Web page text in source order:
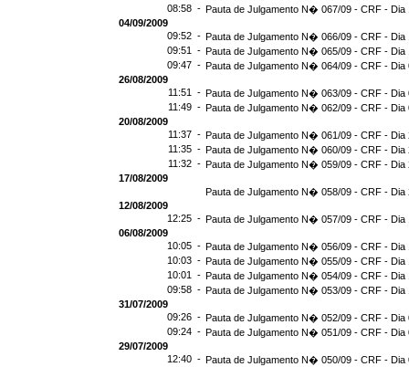
08:58 - Pauta de Julgamento N� 067/09 - CRF - Dia
04/09/2009
09:52 - Pauta de Julgamento N� 066/09 - CRF - Dia
09:51 - Pauta de Julgamento N� 065/09 - CRF - Dia
09:47 - Pauta de Julgamento N� 064/09 - CRF - Dia
26/08/2009
11:51 - Pauta de Julgamento N� 063/09 - CRF - Dia
11:49 - Pauta de Julgamento N� 062/09 - CRF - Dia
20/08/2009
11:37 - Pauta de Julgamento N� 061/09 - CRF - Dia
11:35 - Pauta de Julgamento N� 060/09 - CRF - Dia
11:32 - Pauta de Julgamento N� 059/09 - CRF - Dia
17/08/2009
Pauta de Julgamento N� 058/09 - CRF - Dia
12/08/2009
12:25 - Pauta de Julgamento N� 057/09 - CRF - Dia
06/08/2009
10:05 - Pauta de Julgamento N� 056/09 - CRF - Dia
10:03 - Pauta de Julgamento N� 055/09 - CRF - Dia
10:01 - Pauta de Julgamento N� 054/09 - CRF - Dia
09:58 - Pauta de Julgamento N� 053/09 - CRF - Dia
31/07/2009
09:26 - Pauta de Julgamento N� 052/09 - CRF - Dia
09:24 - Pauta de Julgamento N� 051/09 - CRF - Dia
29/07/2009
12:40 - Pauta de Julgamento N� 050/09 - CRF - Dia